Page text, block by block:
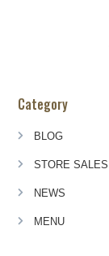
Category
BLOG
STORE SALES
NEWS
MENU